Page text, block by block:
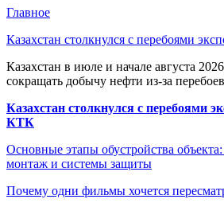
Главное
Казахстан столкнулся с перебоями
Казахстан в июле и начале августа
сокращать добычу нефти из-за
Казахстан столкнулся с перебоями
КТК
Основные этапы обустройства
монтаж и системы защиты
Почему одни фильмы хочется